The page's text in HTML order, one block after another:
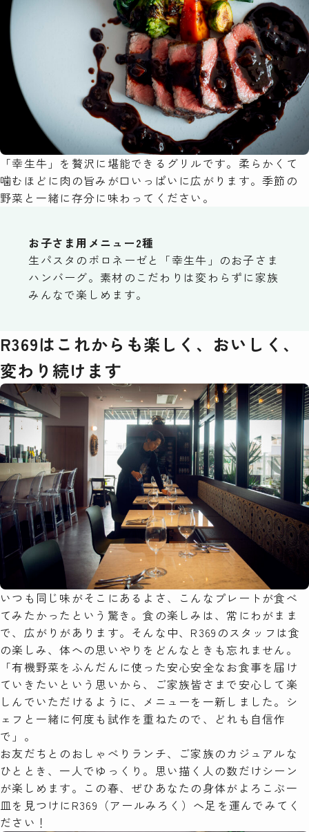
「幸生牛」を贅沢に堪能できるグリルです。柔らかくて
噛むほどに肉の旨みが口いっぱいに広がります。季節の
野菜と一緒に存分に味わってください。
お子さま用メニュー2種
生パスタのボロネーゼと「幸生牛」のお子さま
ハンバーグ。素材のこだわりは変わらずに家族
みんなで楽しめます。
R369はこれからも楽しく、おいしく、
変わり続けます
いつも同じ味がそこにあるよさ、こんなプレートが食べ
てみたかったという驚き。食の楽しみは、常にわがまま
で、広がりがあります。そんな中、R369のスタッフは食
の楽しみ、体への思いやりをどんなときも忘れません。
「有機野菜をふんだんに使った安心安全なお食事を届け
ていきたいという思いから、ご家族皆さまで安心して楽
しんでいただけるように、メニューを一新しました。シ
ェフと一緒に何度も試作を重ねたので、どれも自信作
で」。
お友だちとのおしゃべりランチ、ご家族のカジュアルな
ひととき、一人でゆっくり。思い描く人の数だけシーン
が楽しめます。この春、ぜひあなたの身体がよろこぶ一
皿を見つけにR369（アールみろく）へ足を運んでみてく
ださい！